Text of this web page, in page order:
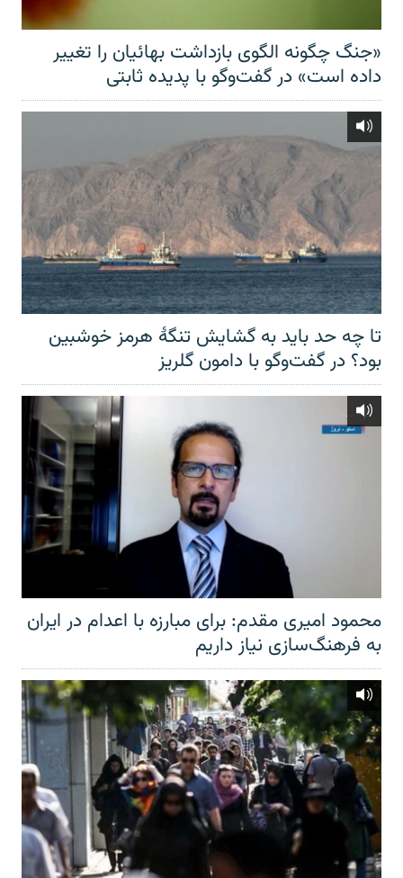
«جنگ چگونه الگوی بازداشت بهائیان را تغییر
داده است» در گفت‌وگو با پدیده ثابتی
تا چه حد باید به گشایش تنگهٔ هرمز خوشبین
بود؟ در گفت‌وگو با دامون گلریز
محمود امیری مقدم: برای مبارزه با اعدام در ایران
به فرهنگ‌سازی نیاز داریم